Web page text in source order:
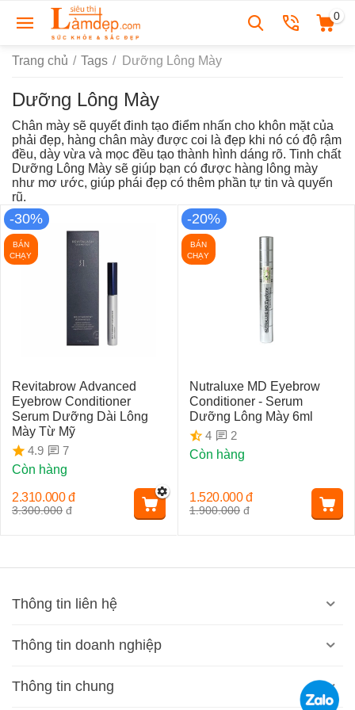
0
Trang chủ / Tags / Dưỡng Lông Mày
Dưỡng Lông Mày
Chân mày sẽ quyết đinh tạo điểm nhấn cho khôn mặt của
phải đẹp, hàng chân mày được coi là đẹp khi nó có độ rậm
đều, dày vừa và mọc đều tạo thành hình dáng rõ. Tinh chất
Dưỡng Lông Mày sẽ giúp bạn có được hàng lông mày
như mơ ước, giúp phái đẹp có thêm phần tự tin và quyến
rũ.
-30%
BÁN
CHẠY
Revitabrow Advanced
Eyebrow Conditioner
Serum Dưỡng Dài Lông
Mày Từ Mỹ
4.9
7
Còn hàng
3.300.000 đ
2.310.000 đ
-20%
BÁN
CHẠY
Nutraluxe MD Eyebrow
Conditioner - Serum
Dưỡng Lông Mày 6ml
4
2
Còn hàng
1.900.000 đ
1.520.000 đ
Thông tin liên hệ
Thông tin doanh nghiệp
Thông tin chung